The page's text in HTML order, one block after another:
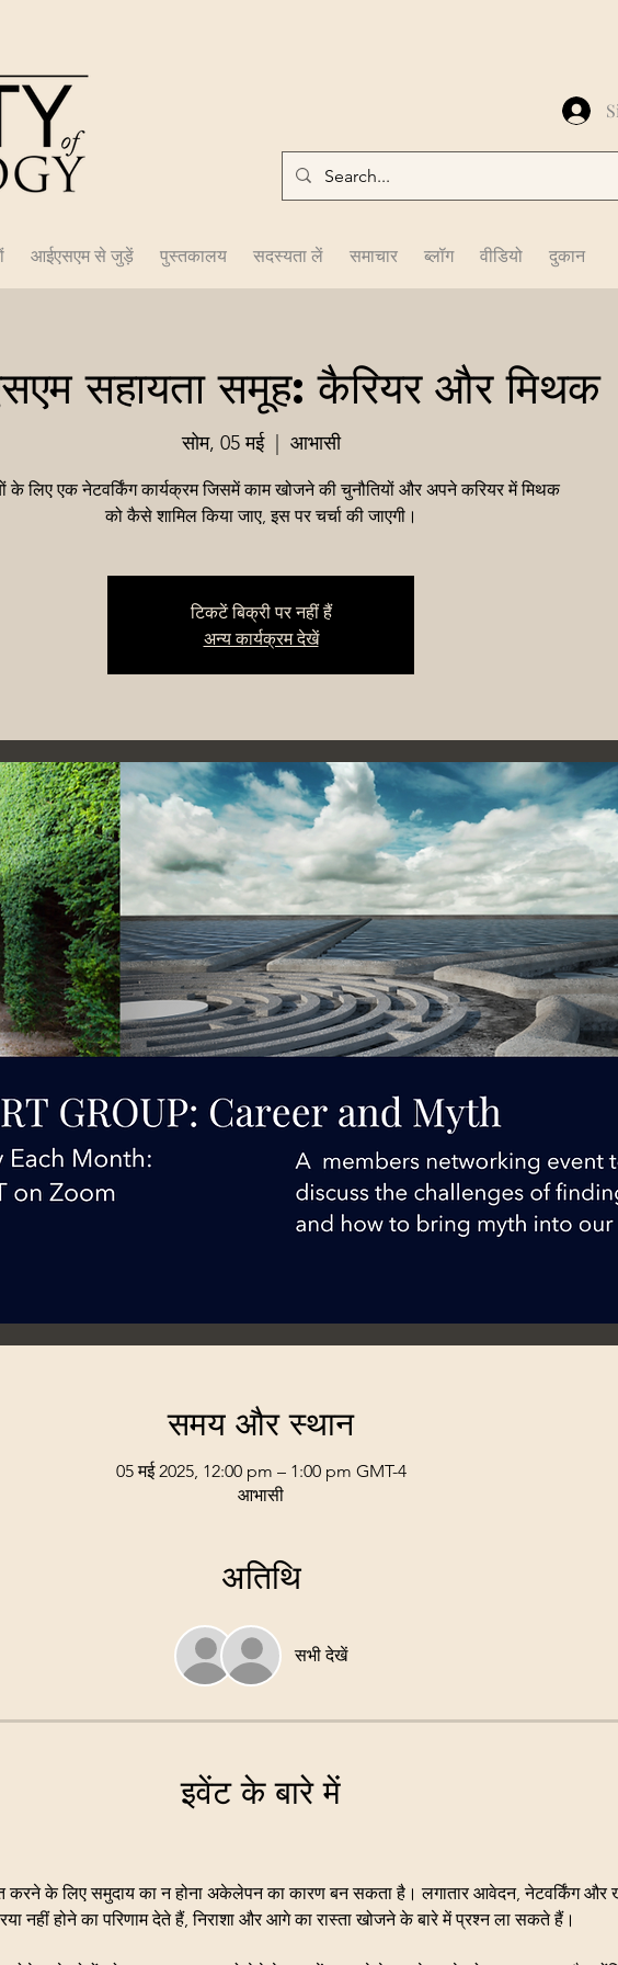
आईएसएम से जुड़ें पुस्तकालय सदस्यता लें समाचार ब्लॉग वीडियो दुकान
सहायता समूह: कैरियर और मिथक
सोम, 05 मई
  |
आभासी
के लिए एक नेटवर्किंग कार्यक्रम जिसमें काम खोजने की चुनौतियों और अपने करियर में मिथक
को कैसे शामिल किया जाए, इस पर चर्चा की जाएगी।
टिकटें बिक्री पर नहीं हैं
अन्य कार्यक्रम देखें
समय और स्थान
05 मई 2025, 12:00 pm – 1:00 pm GMT-4
आभासी
अतिथि
सभी देखें
इवेंट के बारे में
करने के लिए समुदाय का न होना अकेलेपन का कारण बन सकता है। लगातार आवेदन, नेटवर्किंग
नहीं होने का परिणाम देते हैं, निराशा और आगे का रास्ता खोजने के बारे में प्रश्न ला सकते हैं।